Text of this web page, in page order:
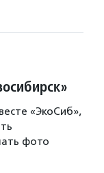
«ЭкоСиб»,
фото